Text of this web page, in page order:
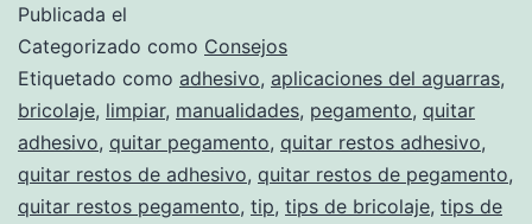
de
pegamento
sin
esfuerzo
Publicada el
Categorizado como Consejos
Etiquetado como adhesivo, aplicaciones del aguarras,
bricolaje, limpiar, manualidades, pegamento, quitar
adhesivo, quitar pegamento, quitar restos adhesivo,
quitar restos de adhesivo, quitar restos de pegamento,
quitar restos pegamento, tip, tips de bricolaje, tips de